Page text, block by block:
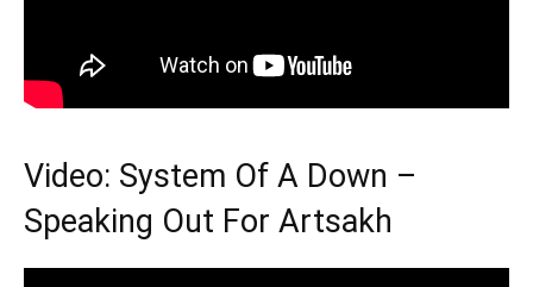
Video: System Of A Down –
Speaking Out For Artsakh